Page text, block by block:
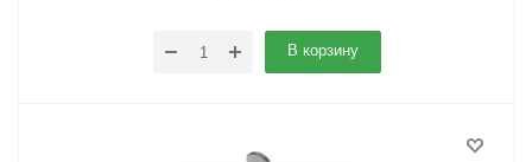
В корзину